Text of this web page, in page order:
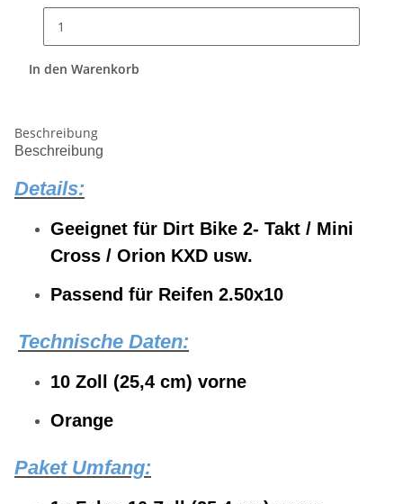
In den Warenkorb
Beschreibung
Beschreibung
Details:
Geeignet für Dirt Bike 2- Takt / Mini
Cross / Orion KXD usw.
Passend für Reifen 2.50x10
Technische Daten:
10 Zoll (25,4 cm) vorne
Orange
Paket Umfang: